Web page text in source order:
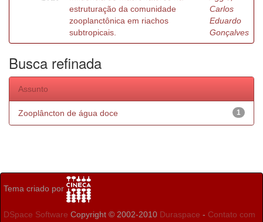
estruturação da comunidade
zooplanctônica em riachos
subtropicais.
Carlos
Eduardo
Gonçalves
Busca refinada
Assunto
1
Zooplâncton de água doce
Tema criado por
DSpace Software Copyright © 2002-2010 Duraspace - Contato com